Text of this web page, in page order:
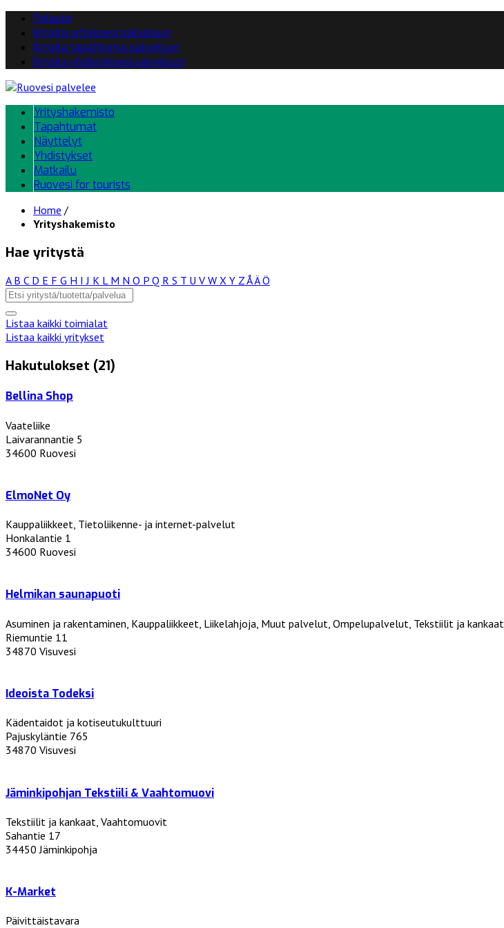
Palaute
Ilmoita yrityksesi palveluun
Ilmoita tapahtuma palveluun
Ilmoita yhdistyksesi palveluun
Yrityshakemisto
Tapahtumat
Näyttelyt
Yhdistykset
Matkailu
Ruovesi for tourists
Home /
Yrityshakemisto
Hae yritystä
A B C D E F G H IJ K L M N O P Q R S T U V W X Y ZÅÄÖ
Listaa kaikki toimialat
Listaa kaikki yritykset
Hakutulokset (21)
Bellina Shop
Vaateliike
Laivarannantie 5
34600 Ruovesi
ElmoNet Oy
Kauppaliikkeet, Tietoliikenne- ja internet-palvelut
Honkalantie 1
34600 Ruovesi
Helmikan saunapuoti
Asuminen ja rakentaminen, Kauppaliikkeet, Liikelahjoja, Muut palvelut, Ompelupalvelut, Tekstiilit ja kankaat
Riemuntie 11
34870 Visuvesi
Ideoista Todeksi
Kädentaidot ja kotiseutukulttuuri
Pajuskyläntie 765
34870 Visuvesi
Jäminkipohjan Tekstiili & Vaahtomuovi
Tekstiilit ja kankaat, Vaahtomuovit
Sahantie 17
34450 Jäminkipohja
K-Market
Päivittäistavara